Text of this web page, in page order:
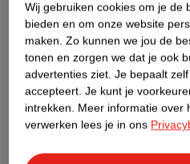
Nature Impact Score
Dit product
Impact
Meer
Wij gebruiken cookies om je de
bieden en om onze website
maken. Zo kunnen we jou de
tonen en zorgen we dat je ook
advertenties ziet. Je bepaalt
accepteert. Je kunt je
intrekken. Meer informatie over
verwerken lees je in ons